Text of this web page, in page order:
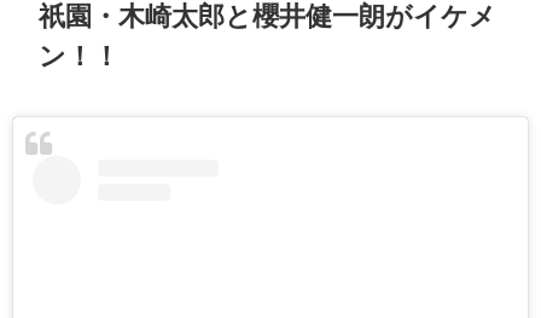
祇園・木崎太郎と櫻井健一朗がイケメ
ン！！